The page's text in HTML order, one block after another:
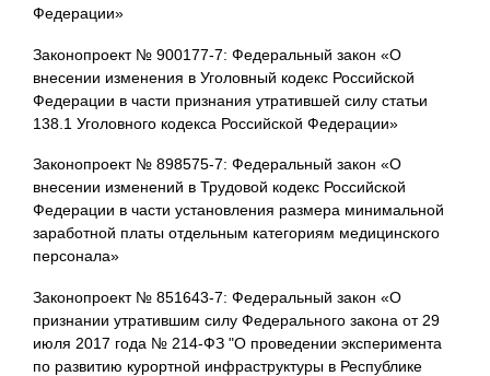
Федерации»
Законопроект № 900177-7: Федеральный закон «О
внесении изменения в Уголовный кодекс Российской
Федерации в части признания утратившей силу статьи
138.1 Уголовного кодекса Российской Федерации»
Законопроект № 898575-7: Федеральный закон «О
внесении изменений в Трудовой кодекс Российской
Федерации в части установления размера минимальной
заработной платы отдельным категориям медицинского
персонала»
Законопроект № 851643-7: Федеральный закон «О
признании утратившим силу Федерального закона от 29
июля 2017 года № 214-ФЗ "О проведении эксперимента
по развитию курортной инфраструктуры в Республике